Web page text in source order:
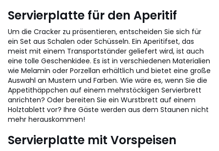
Servierplatte für den Aperitif
Um die Cracker zu präsentieren, entscheiden Sie sich für
ein Set aus Schalen oder Schüsseln. Ein Aperitifset, das
meist mit einem Transportständer geliefert wird, ist auch
eine tolle Geschenkidee. Es ist in verschiedenen Materialien
wie Melamin oder Porzellan erhältlich und bietet eine große
Auswahl an Mustern und Farben. Wie wäre es, wenn Sie die
Appetithäppchen auf einem mehrstöckigen Servierbrett
anrichten? Oder bereiten Sie ein Wurstbrett auf einem
Holztablett vor? Ihre Gäste werden aus dem Staunen nicht
mehr herauskommen!
Servierplatte mit Vorspeisen